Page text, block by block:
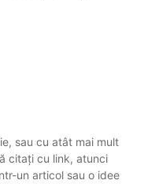
sau cu atât mai mult
citați cu link, atunci
un articol sau o idee